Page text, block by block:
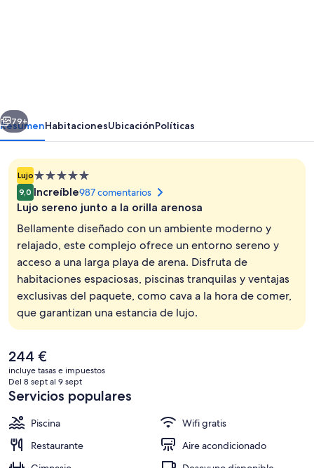
9 piscinas al aire libre, sombrillas,
Siguiente
79+
ResumenHabitacionesUbicaciónPolíticas
LujoAlojamiento
de
5.0 estrellas
9,0 Increíble987 comentarios
Lujo sereno junto a la orilla arenosa
Bellamente diseñado con un ambiente moderno y
relajado, este complejo ofrece un entorno sereno y
acceso a una larga playa de arena. Disfruta de
habitaciones espaciosas, piscinas tranquilas y ventajas
exclusivas del paquete, como cava a la hora de comer,
que garantizan una estancia de lujo.
El
precio
actual
es
de
244 €
244 €
incluye tasas e impuestos
Del 8 sept al 9 sept
Servicios populares
Piscina
Wifi gratis
Restaurante
Aire acondicionado